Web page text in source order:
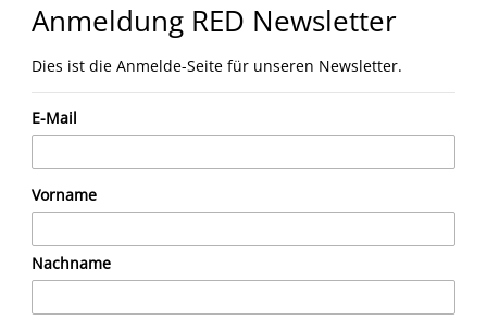
Anmeldung RED Newsletter
Dies ist die Anmelde-Seite für unseren Newsletter.
E-Mail
Vorname
Nachname